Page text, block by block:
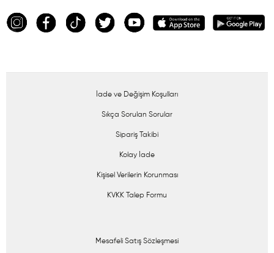
İade ve Değişim Koşulları
Sıkça Sorulan Sorular
Sipariş Takibi
Kolay İade
Kişisel Verilerin Korunması
KVKK Talep Formu
Mesafeli Satış Sözleşmesi